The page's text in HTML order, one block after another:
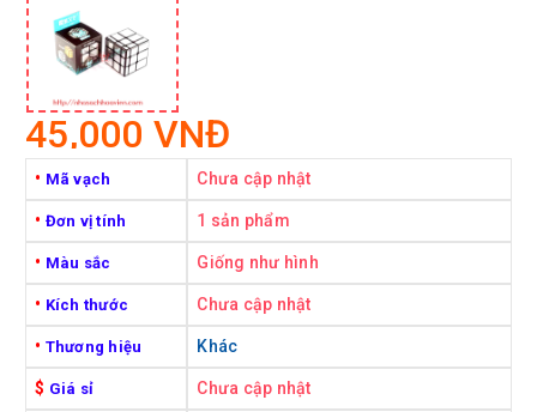
45,000 VNĐ
• Mã vạch Chưa cập nhật
• Đơn vị tính 1 sản phẩm
• Màu sắc Giống như hình
• Kích thước Chưa cập nhật
• Thương hiệu Khác
$ Giá sỉ Chưa cập nhật